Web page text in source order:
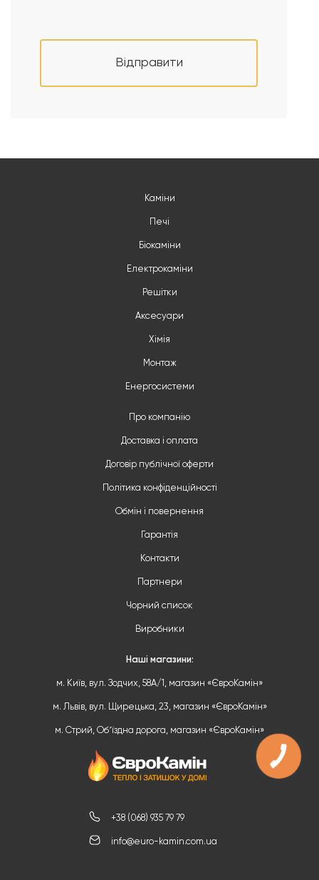
Відправити
+38 (068) 935 79 79
info@euro-kamin.com.ua
Каміни
Печі
Біокаміни
Електрокаміни
Решітки
Аксесуари
Хімія
Монтаж
Енергосистеми
Про компанію
Доставка і оплата
Договір публічної оферти
Політика конфіденційності
Обмін і повернення
Гарантія
Контакти
Партнери
Чорний список
Виробники
Наші магазини:
м. Київ, вул. Зодчих, 58А/1, магазин «ЄвроКамін»
м. Львів, вул. Щирецька, 23, магазин «ЄвроКамін»
м. Стрий, Обʼїздна дорога, магазин «ЄвроКамін»